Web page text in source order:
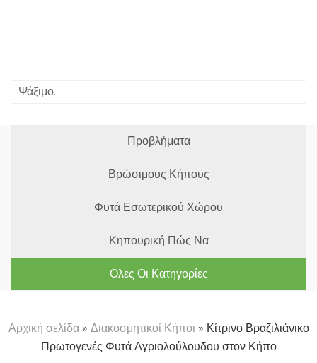
Προβλήματα
Βρώσιμους Κήπους
Φυτά Εσωτερικού Χώρου
Κηπουρική Πώς Να
Ολες Οι Κατηγορίες
Αρχική σελίδα» Διακοσμητικοί Κήποι » Κίτρινο Βραζιλιάνικο
Πρωτογενές Φυτά Αγριολούλουδου στον Κήπο